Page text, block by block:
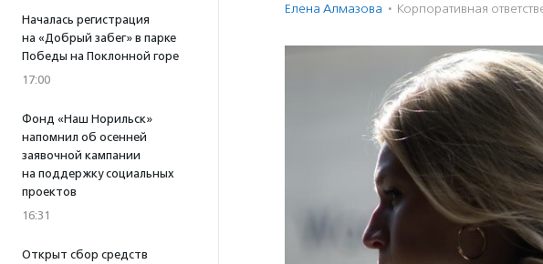
Началась регистрация
на «Добрый забег» в парке
Победы на Поклонной горе
17:00
Фонд «Наш Норильск»
напомнил об осенней
заявочной кампании
на поддержку социальных
проектов
16:31
Открыт сбор средств
Елена Алмазова · Корпоративная